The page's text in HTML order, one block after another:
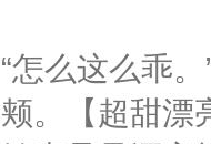
一切。令世
巧。它们朝着
奉他为王。江
按在桌子上，
身心干净！嘎
前，抬手摸
句：“魂淡！
血：可爱，
“怎么这么乖
颊。【超甜漂